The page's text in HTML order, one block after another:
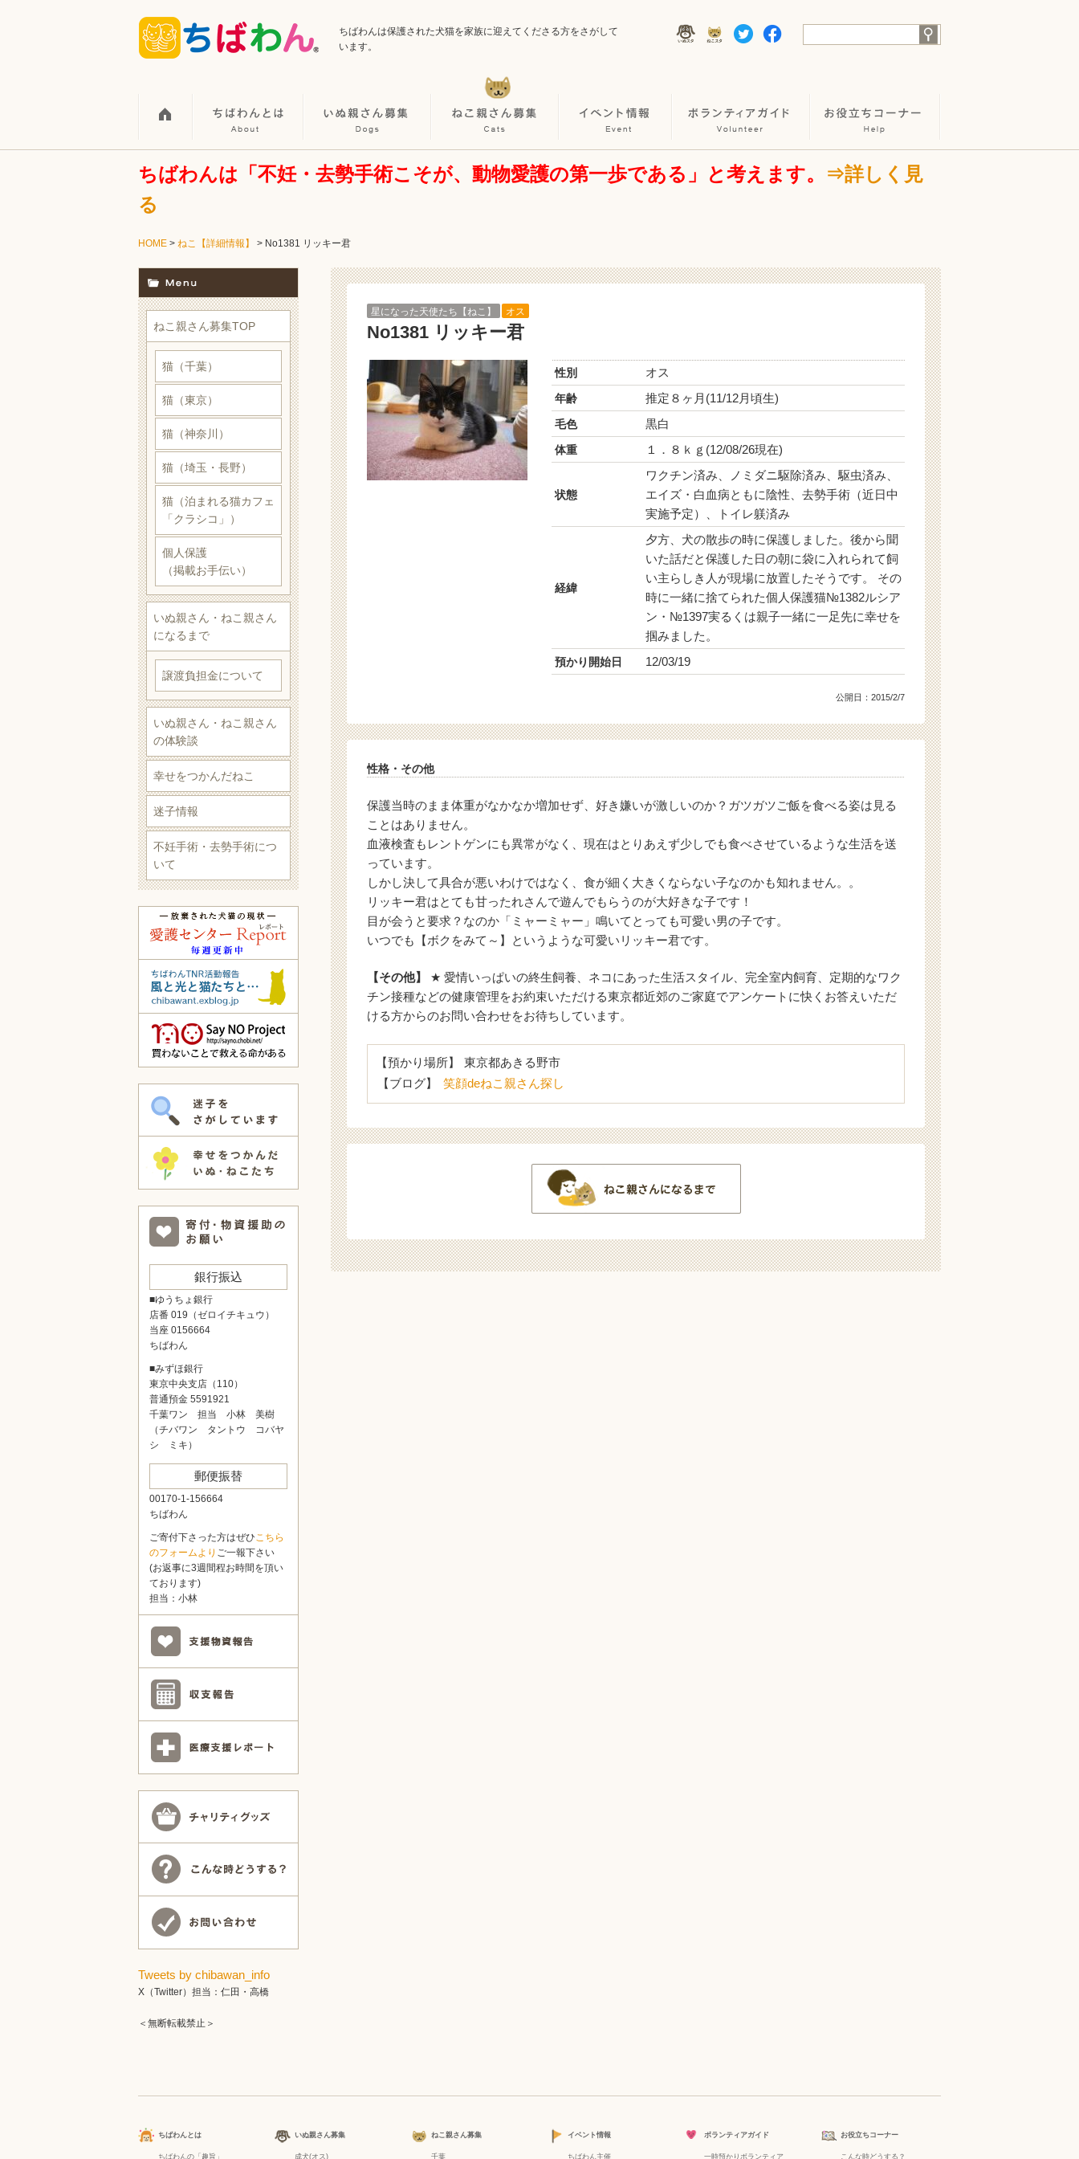
ちばわんは保護された犬猫を家族に迎えてくださる方をさがして
います。
ちばわんは「不妊・去勢手術こそが、動物愛護の第一歩である」と考えます。
⇒詳しく見
る
HOME > ねこ【詳細情報】 > No1381 リッキー君
星になった天使たち【ねこ】 オス
No1381 リッキー君
性別 オス
年齢 推定８ヶ月(11/12月頃生)
毛色 黒白
体重 １．８ｋｇ(12/08/26現在)
状態
ワクチン済み、ノミダニ駆除済み、駆虫済み、
エイズ・白血病ともに陰性、去勢手術（近日中
実施予定）、トイレ躾済み
経緯
夕方、犬の散歩の時に保護しました。後から聞
いた話だと保護した日の朝に袋に入れられて飼
い主らしき人が現場に放置したそうです。 その
時に一緒に捨てられた個人保護猫№1382ルシア
ン・№1397実るくは親子一緒に一足先に幸せを
掴みました。
預かり開始日 12/03/19
公開日： 2015/2/7
性格・その他
保護当時のまま体重がなかなか増加せず、好き嫌いが激しいのか？ガツガツご飯を食べる姿は見る
ことはありません。
血液検査もレントゲンにも異常がなく、現在はとりあえず少しでも食べさせているような生活を送
っています。
しかし決して具合が悪いわけではなく、食が細く大きくならない子なのかも知れません。。
リッキー君はとても甘ったれさんで遊んでもらうのが大好きな子です！
目が会うと要求？なのか「ミャーミャー」鳴いてとっても可愛い男の子です。
いつでも【ボクをみて～】というような可愛いリッキー君です。
【その他】
★ 愛情いっぱいの終生飼養、ネコにあった生活スタイル、完全室内飼育、定期的なワク
チン接種などの健康管理をお約束いただける東京都近郊のご家庭でアンケートに快くお答えいただ
ける方からのお問い合わせをお待ちしています。
【預かり場所】
東京都あきる野市
【ブログ】
笑顔deねこ親さん探し
ねこ親さん募集TOP
猫（千葉）
猫（東京）
猫（神奈川）
猫（埼玉・長野）
猫（泊まれる猫カフェ
「クラシコ」）
個人保護
（掲載お手伝い）
いぬ親さん・ねこ親さん
になるまで
譲渡負担金について
いぬ親さん・ねこ親さん
の体験談
幸せをつかんだねこ
迷子情報
不妊手術・去勢手術につ
いて
銀行振込
■ゆうちょ銀行
店番 019（ゼロイチキュウ）
当座 0156664
ちばわん
■みずほ銀行
東京中央支店（110）
普通預金 5591921
千葉ワン 担当 小林 美樹
（チバワン タントウ コバヤ
シ ミキ）
郵便振替
00170-1-156664
ちばわん
ご寄付下さった方はぜひこちら
のフォームより ご一報下さい
(お返事に3週間程お時間を頂い
ております)
担当：小林
Tweets by chibawan_info
X（Twitter）担当：仁田・高橋
＜無断転載禁止＞
ちばわんとは
ちばわんの「趣旨」
いぬ親さん募集
成犬(オス)
ねこ親さん募集
千葉
イベント情報
ちばわん主催
ボランティアガイド
一時預かりボランティア
お役立ちコーナー
こんな時どうする？